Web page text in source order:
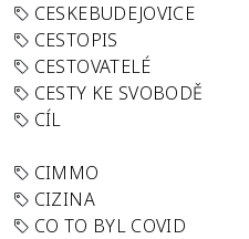
CESKEBUDEJOVICE
CESTOPIS
CESTOVATELÉ
CESTY KE SVOBODĚ
CÍL
CIMMO
CIZINA
CO TO BYL COVID